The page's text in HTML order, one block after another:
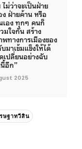
ม่ว่าจะเป็นฝ่าย
ง ฝ่ายค้าน หรือ
เอง ทุกๆ คนก็
มใจกัน สร้าง
พทางการเมืองของ
บมาเข้มแข็งให้ได้
เปลี่ยนอย่างฉับ
อีก”
2025
ษฐาทวีสิน